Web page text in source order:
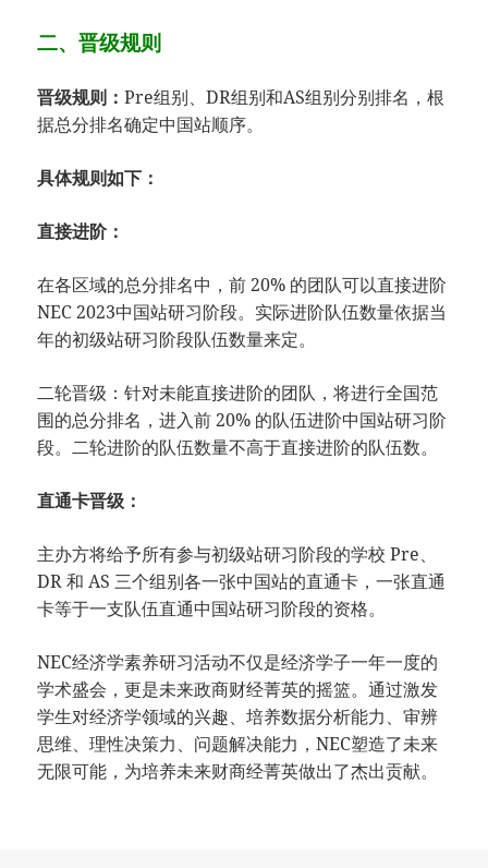
二、晋级规则
晋级规则：Pre组别、DR组别和AS组别分别排名，根
据总分排名确定中国站顺序。
具体规则如下：
直接进阶：
在各区域的总分排名中，前 20% 的团队可以直接进阶
NEC 2023中国站研习阶段。实际进阶队伍数量依据当
年的初级站研习阶段队伍数量来定。
二轮晋级：针对未能直接进阶的团队，将进行全国范
围的总分排名，进入前 20% 的队伍进阶中国站研习阶
段。二轮进阶的队伍数量不高于直接进阶的队伍数。
直通卡晋级：
主办方将给予所有参与初级站研习阶段的学校 Pre、
DR 和 AS 三个组别各一张中国站的直通卡，一张直通
卡等于一支队伍直通中国站研习阶段的资格。
NEC经济学素养研习活动不仅是经济学子一年一度的
学术盛会，更是未来政商财经菁英的摇篮。通过激发
学生对经济学领域的兴趣、培养数据分析能力、审辨
思维、理性决策力、问题解决能力，NEC塑造了未来
无限可能，为培养未来财商经菁英做出了杰出贡献。